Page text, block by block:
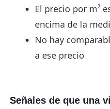
El precio por m²
encima de la
No hay
a ese precio
Señales de que una